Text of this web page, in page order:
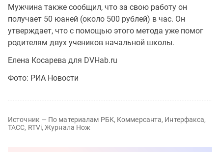
Мужчина также сообщил, что за свою работу он
получает 50 юаней (около 500 рублей) в час. Он
утверждает, что с помощью этого метода уже помог
родителям двух учеников начальной школы.
Елена Косарева для DVHab.ru
Фото: РИА Новости
Источник — По материалам РБК, Коммерсанта, Интерфакса,
ТАСС, RTVi, Журнала Нож